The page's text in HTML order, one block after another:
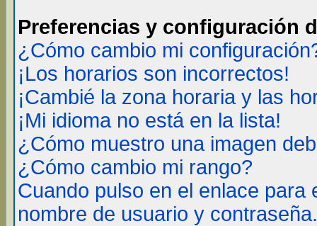
Preferencias y configuración
¿Cómo cambio mi
¡Los horarios son incorrectos!
¡Cambié la zona horaria y las
¡Mi idioma no está en la lista!
¿Cómo muestro una imagen
¿Cómo cambio mi rango?
Cuando pulso en el enlace
nombre de usuario y contraseña.